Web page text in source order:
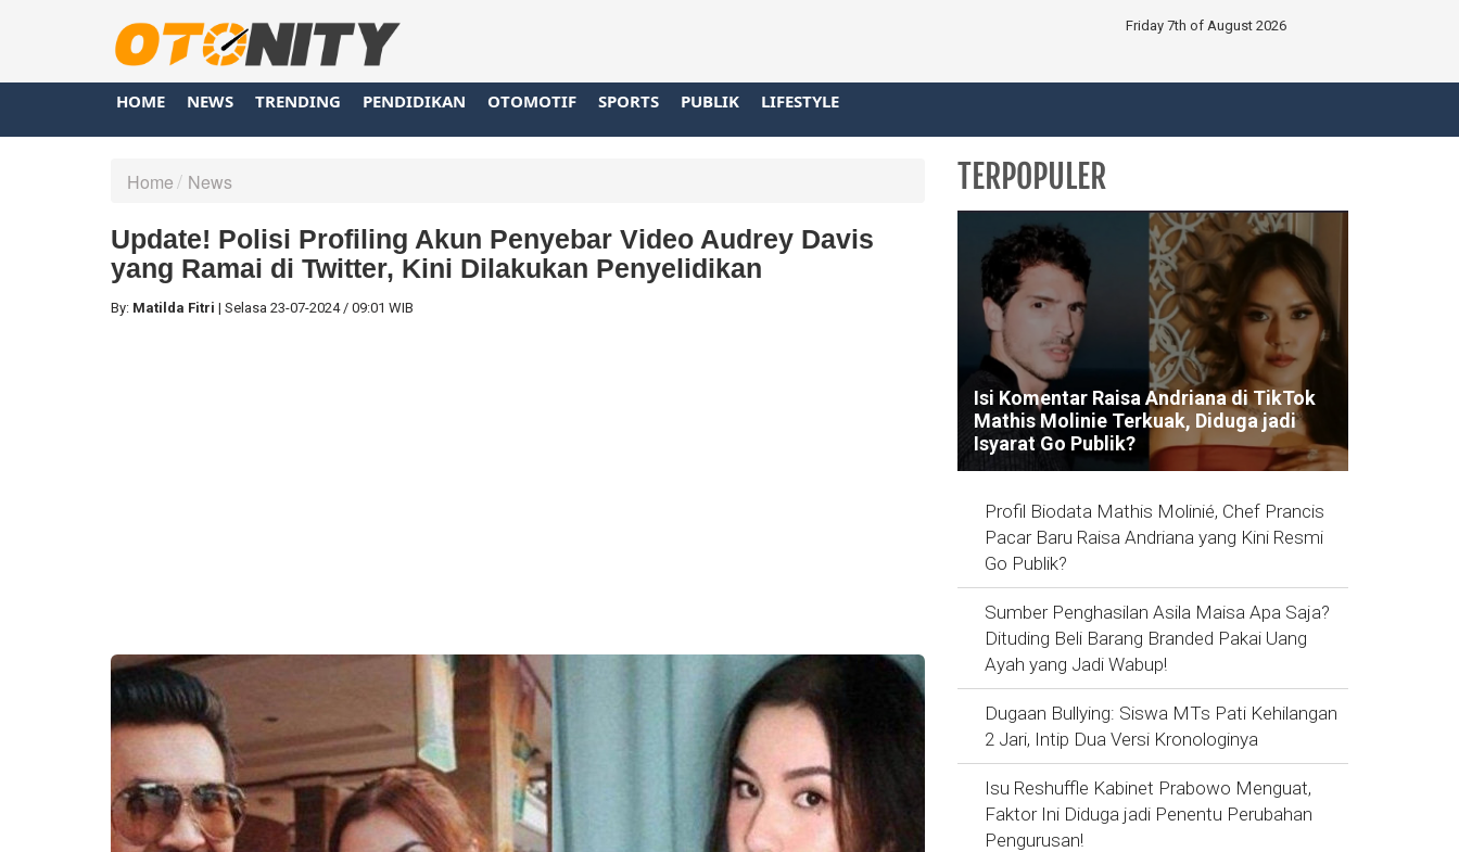
Friday 7th of August 2026
HOME NEWS TRENDING PENDIDIKAN OTOMOTIF SPORTS PUBLIK LIFESTYLE
Home News
Update! Polisi Profiling Akun Penyebar Video Audrey Davis
yang Ramai di Twitter, Kini Dilakukan Penyelidikan
By: Matilda Fitri | Selasa 23-07-2024 / 09:01 WIB
TERPOPULER
Isi Komentar Raisa Andriana di TikTok
Mathis Molinie Terkuak, Diduga jadi
Isyarat Go Publik?
Profil Biodata Mathis Molinié, Chef Prancis
Pacar Baru Raisa Andriana yang Kini Resmi
Go Publik?
Sumber Penghasilan Asila Maisa Apa Saja?
Dituding Beli Barang Branded Pakai Uang
Ayah yang Jadi Wabup!
Dugaan Bullying: Siswa MTs Pati Kehilangan
2 Jari, Intip Dua Versi Kronologinya
Isu Reshuffle Kabinet Prabowo Menguat,
Faktor Ini Diduga jadi Penentu Perubahan
Pengurusan!